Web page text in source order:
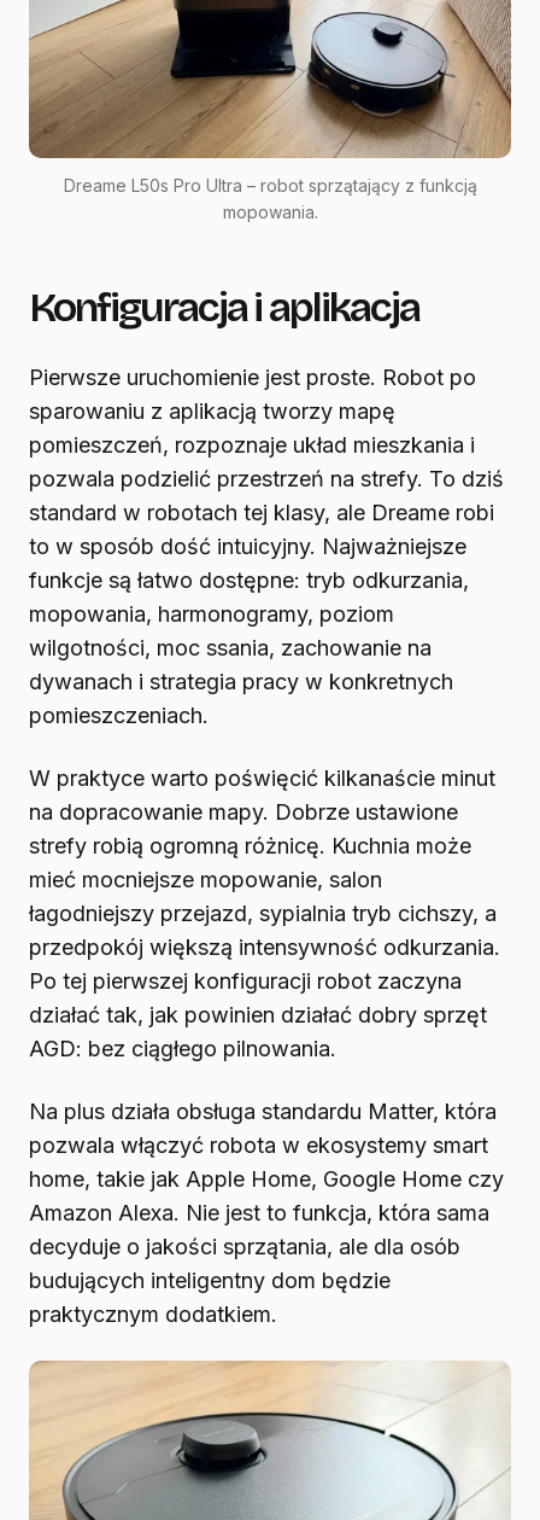
Dreame L50s Pro Ultra – robot sprzątający z funkcją
mopowania.
Konfiguracja i aplikacja
Pierwsze uruchomienie jest proste. Robot po
sparowaniu z aplikacją tworzy mapę
pomieszczeń, rozpoznaje układ mieszkania i
pozwala podzielić przestrzeń na strefy. To dziś
standard w robotach tej klasy, ale Dreame robi
to w sposób dość intuicyjny. Najważniejsze
funkcje są łatwo dostępne: tryb odkurzania,
mopowania, harmonogramy, poziom
wilgotności, moc ssania, zachowanie na
dywanach i strategia pracy w konkretnych
pomieszczeniach.
W praktyce warto poświęcić kilkanaście minut
na dopracowanie mapy. Dobrze ustawione
strefy robią ogromną różnicę. Kuchnia może
mieć mocniejsze mopowanie, salon
łagodniejszy przejazd, sypialnia tryb cichszy, a
przedpokój większą intensywność odkurzania.
Po tej pierwszej konfiguracji robot zaczyna
działać tak, jak powinien działać dobry sprzęt
AGD: bez ciągłego pilnowania.
Na plus działa obsługa standardu Matter, która
pozwala włączyć robota w ekosystemy smart
home, takie jak Apple Home, Google Home czy
Amazon Alexa. Nie jest to funkcja, która sama
decyduje o jakości sprzątania, ale dla osób
budujących inteligentny dom będzie
praktycznym dodatkiem.